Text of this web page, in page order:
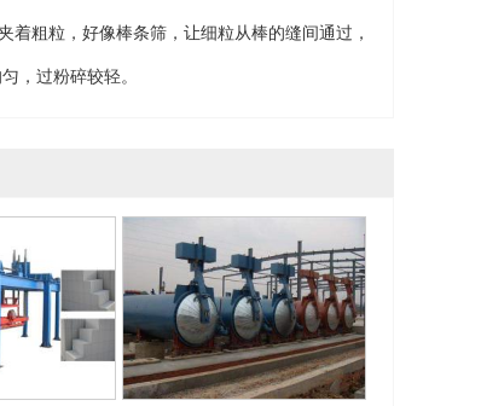
粗粒，好像棒条筛，让细粒从棒的缝间通过，
，过粉碎较轻。